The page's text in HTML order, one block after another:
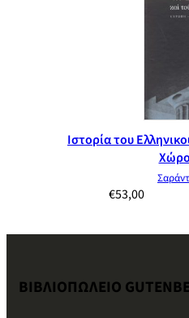
Ιστορία του
€53,00
ΒΙΒΛΙΟΠΩΛΕΙΟ